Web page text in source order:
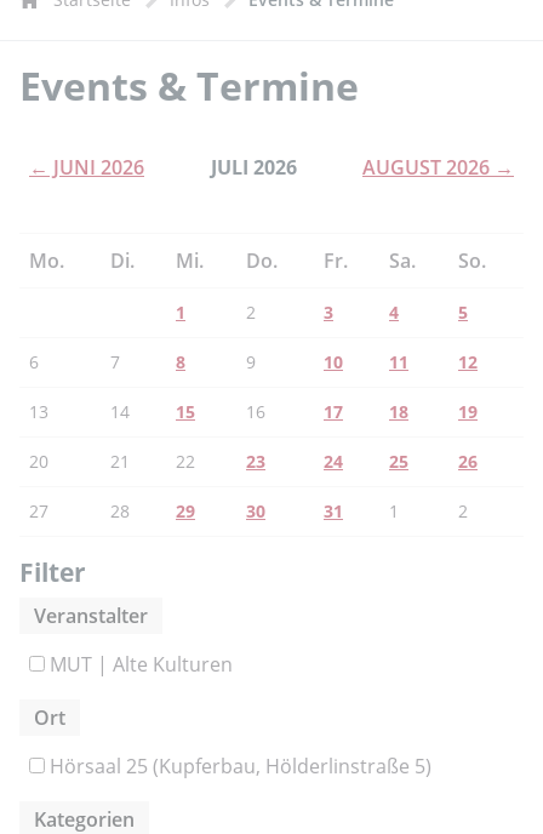
Events & Termine
← JUNI 2026 JULI 2026 AUGUST 2026 →
Mo. Di. Mi. Do. Fr. Sa. So.
1 2 3 4 5
6 7 8 9 10 11 12
13 14 15 16 17 18 19
20 21 22 23 24 25 26
27 28 29 30 31 1 2
Filter
Veranstalter
MUT | Alte Kulturen
Ort
Hörsaal 25 (Kupferbau, Hölderlinstraße 5)
Kategorien